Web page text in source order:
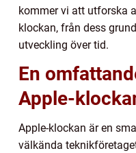
kommer vi att utforska
klockan, från dess
utveckling över tid.
En
Apple-
Apple-klockan är en
välkända